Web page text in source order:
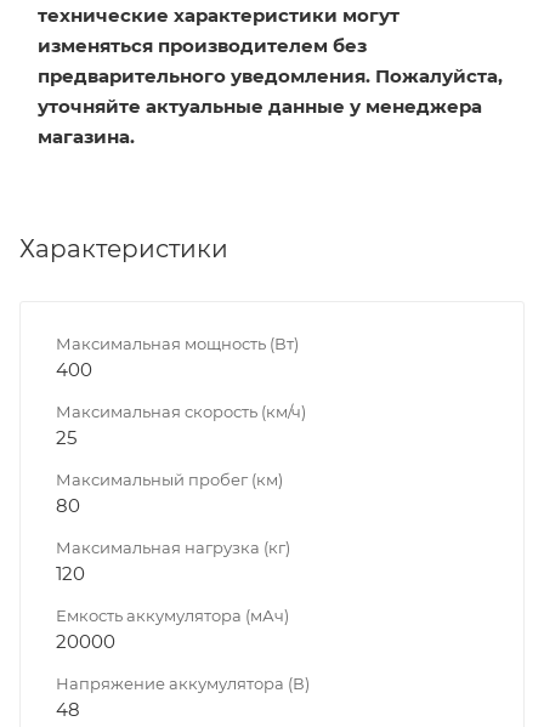
технические характеристики могут
изменяться производителем без
предварительного уведомления. Пожалуйста,
уточняйте актуальные данные у менеджера
магазина.
Характеристики
Максимальная мощность (Вт)
400
Максимальная скорость (км/ч)
25
Максимальный пробег (км)
80
Максимальная нагрузка (кг)
120
Емкость аккумулятора (мАч)
20000
Напряжение аккумулятора (В)
48